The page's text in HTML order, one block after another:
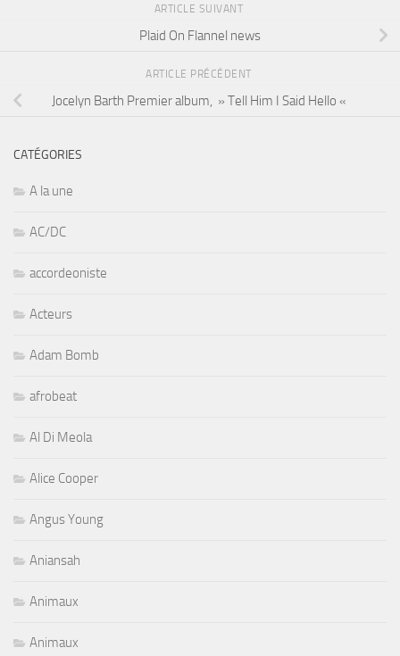
ARTICLE SUIVANT
Plaid On Flannel news
ARTICLE PRÉCÉDENT
Jocelyn Barth Premier album, » Tell Him I Said Hello «
CATÉGORIES
A la une
AC/DC
accordeoniste
Acteurs
Adam Bomb
afrobeat
Al Di Meola
Alice Cooper
Angus Young
Aniansah
Animaux
Animaux